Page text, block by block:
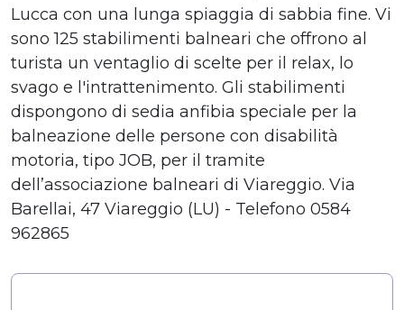
Lucca con una lunga spiaggia di sabbia fine. Vi
sono 125 stabilimenti balneari che offrono al
turista un ventaglio di scelte per il relax, lo
svago e l'intrattenimento. Gli stabilimenti
dispongono di sedia anfibia speciale per la
balneazione delle persone con disabilità
motoria, tipo JOB, per il tramite
dell’associazione balneari di Viareggio. Via
Barellai, 47 Viareggio (LU) - Telefono 0584
962865